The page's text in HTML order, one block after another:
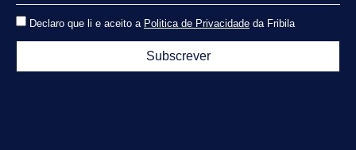
Declaro que li e aceito a Politica de Privacidade da Fribila
Subscrever